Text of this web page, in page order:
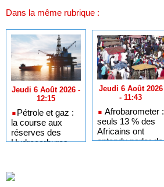
Dans la même rubrique :
Jeudi 6 Août 2026 -
12:15
​Pétrole et gaz :
la course aux
réserves des
Hydrocarbures
Jeudi 6 Août 2026
- 11:43
Afrobarometer :
seuls 13 % des
Africains ont
entendu parler de